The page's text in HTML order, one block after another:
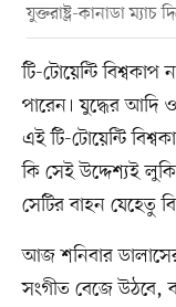
যুক্তরাষ্ট্র-কানাডা ম্যাচ
টি-টোয়েন্টি
পারেন। যুদ্ধের আদি
এই টি-টোয়েন্টি
কি সেই উদ্দেশ্যই
সেটির বাহন যেহেতু
আজ শনিবার
সংগীত বেজে উঠবে,